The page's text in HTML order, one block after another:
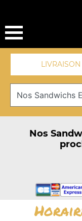
LIVRAISON
Nos